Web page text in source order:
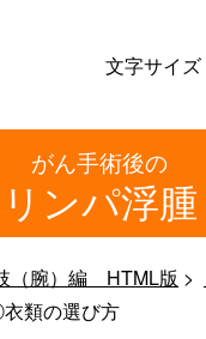
文字サイズ
がん手術後の
リンパ浮腫
（腕）編 HTML版
類の選び方